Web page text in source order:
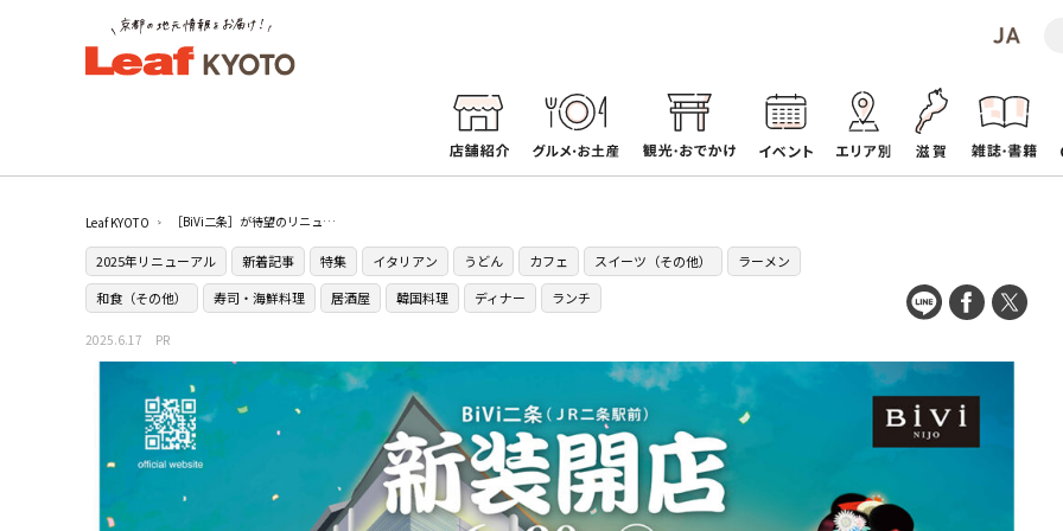
Leaf KYOTO ［BiVi二条］が待望のリニューアル！注目の新店から限定イベントまで徹底紹介
2025年リニューアル 新着記事 特集 イタリアン うどん カフェ スイーツ（その他）
ラーメン
和食（その他）
寿司・海鮮料理 居酒屋 韓国料理 ディナー ランチ
2025.6.17 PR